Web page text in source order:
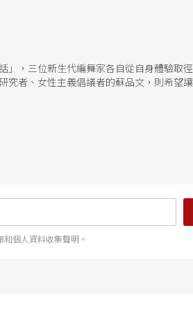
，三位新生代編舞家各自從自身體驗取
究者、女性主義倡議者的蘇品文，則希望
個人資料收集聲明。